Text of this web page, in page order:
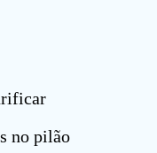
no pilão